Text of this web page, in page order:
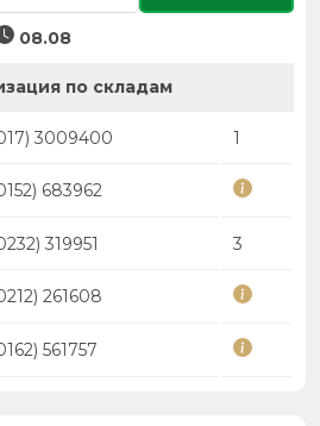
08.08
по складам
3009400 1
683962
319951 3
261608
561757